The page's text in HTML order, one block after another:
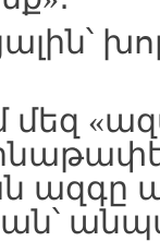
մեզ
ազգը